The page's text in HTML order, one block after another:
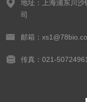
地址：上海浦东川
司
邮箱：
传真：021-50724961